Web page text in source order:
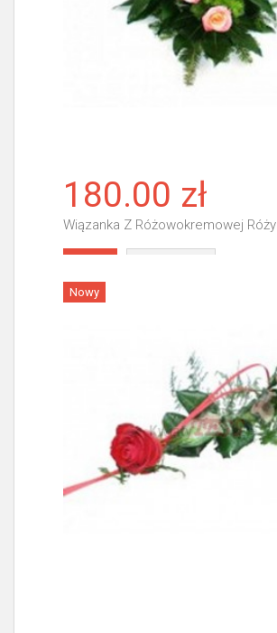
180.00 zł
Wiązanka Z Różowokremowej Róży
Nowy